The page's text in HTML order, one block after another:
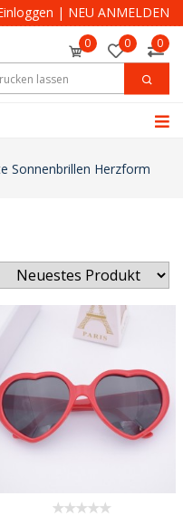
| NEU ANMELDEN
0 0 0
Sonnenbrillen Herzform